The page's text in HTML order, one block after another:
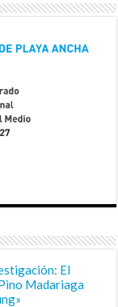
El
Madariaga